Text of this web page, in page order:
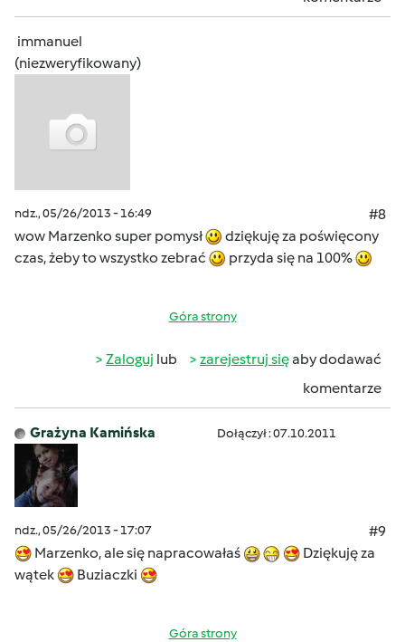
immanuel
(niezweryfikowany)
ndz., 05/26/2013 - 16:49
#8
wow Marzenko super pomysł
dziękuję za poświęcony
czas, żeby to wszystko zebrać
przyda się na 100%
Góra strony
Zaloguj lub zarejestruj sięaby dodawać
komentarze
Grażyna Kamińska Dołączył : 07.10.2011
ndz., 05/26/2013 - 17:07
#9
Marzenko, ale się napracowałaś
Dziękuję za
wątek
Buziaczki
Góra strony